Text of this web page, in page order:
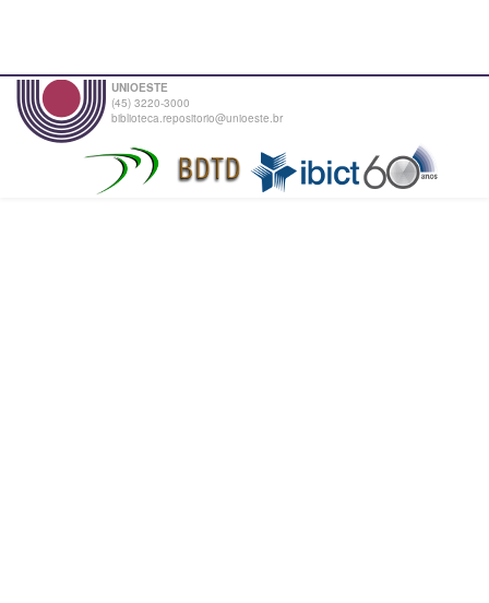
UNIOESTE
(45) 3220-3000
biblioteca.repositorio@unioeste.br